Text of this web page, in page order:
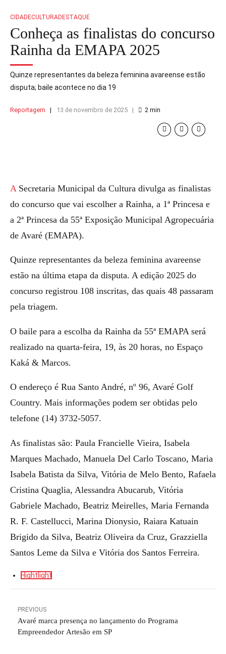
CIDADECULTURADESTAQUE
Conheça as finalistas do concurso
Rainha da EMAPA 2025
Quinze representantes da beleza feminina avareense estão
disputa; baile acontece no dia 19
Reportagem 13 de novembro de 2025 2 min
A Secretaria Municipal da Cultura divulga as finalistas
do concurso que vai escolher a Rainha, a 1ª Princesa e
a 2ª Princesa da 55ª Exposição Municipal Agropecuária
de Avaré (EMAPA).
Quinze representantes da beleza feminina avareense
estão na última etapa da disputa. A edição 2025 do
concurso registrou 108 inscritas, das quais 48 passaram
pela triagem.
O baile para a escolha da Rainha da 55ª EMAPA será
realizado na quarta-feira, 19, às 20 horas, no Espaço
Kaká & Marcos.
O endereço é Rua Santo André, nº 96, Avaré Golf
Country. Mais informações podem ser obtidas pelo
telefone (14) 3732-5057.
As finalistas são: Paula Francielle Vieira, Isabela
Marques Machado, Manuela Del Carlo Toscano, Maria
Isabela Batista da Silva, Vitória de Melo Bento, Rafaela
Cristina Quaglia, Alessandra Abucarub, Vitória
Gabriele Machado, Beatriz Meirelles, Maria Fernanda
R. F. Castellucci, Marina Dionysio, Raiara Katuain
Brigido da Silva, Beatriz Oliveira da Cruz, Grazziella
Santos Leme da Silva e Vitória dos Santos Ferreira.
Hightlight
PREVIOUS
Avaré marca presença no lançamento do Programa
Empreendedor Artesão em SP